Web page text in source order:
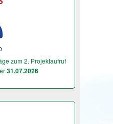
zum 2. Projektaufruf
31.07.2026